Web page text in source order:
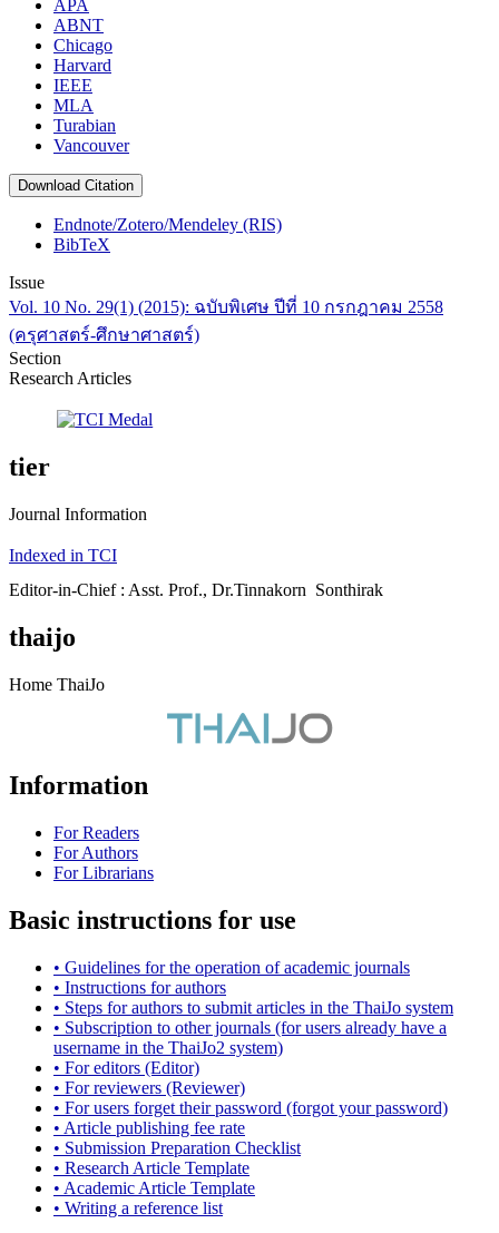
APA
ABNT
Chicago
Harvard
IEEE
MLA
Turabian
Vancouver
Download Citation
Endnote/Zotero/Mendeley (RIS)
BibTeX
Issue
Vol. 10 No. 29(1) (2015): ฉบับพิเศษ ปีที่ 10 กรกฎาคม 2558
(ครุศาสตร์-ศึกษาศาสตร์)
Section
Research Articles
tier
Journal Information
Indexed in TCI
Editor-in-Chief : Asst. Prof., Dr.Tinnakorn Sonthirak
thaijo
Home ThaiJo
Information
For Readers
For Authors
For Librarians
Basic instructions for use
• Guidelines for the operation of academic journals
• Instructions for authors
• Steps for authors to submit articles in the ThaiJo system
• Subscription to other journals (for users already have a
username in the ThaiJo2 system)
• For editors (Editor)
• For reviewers (Reviewer)
• For users forget their password (forgot your password)
• Article publishing fee rate
• Submission Preparation Checklist
• Research Article Template
• Academic Article Template
• Writing a reference list